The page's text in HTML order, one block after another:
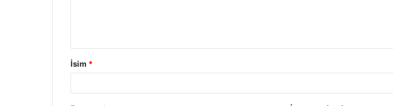
İsim *